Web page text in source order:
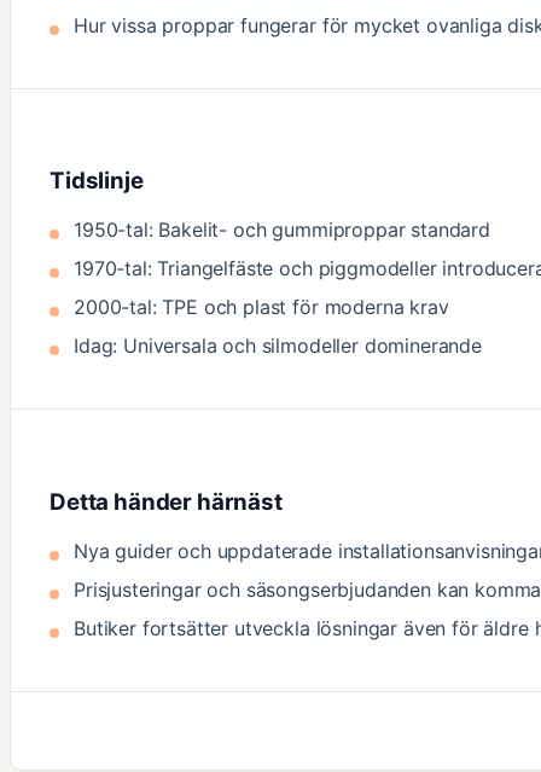
Hur vissa proppar fungerar för mycket ovanliga
Tidslinje
1950-tal: Bakelit- och gummiproppar standard
1970-tal: Triangelfäste och piggmodeller
2000-tal: TPE och plast för moderna krav
Idag: Universala och silmodeller dominerande
Detta händer härnäst
Nya guider och uppdaterade
Prisjusteringar och säsongserbjudanden kan komma
Butiker fortsätter utveckla lösningar även för äldre